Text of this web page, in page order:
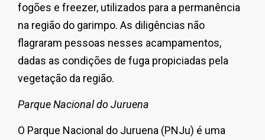
fogões e freezer, utilizados para a permanência
na região do garimpo. As diligências não
flagraram pessoas nesses acampamentos,
dadas as condições de fuga propiciadas pela
vegetação da região.
Parque Nacional do Juruena
O Parque Nacional do Juruena (PNJu) é uma